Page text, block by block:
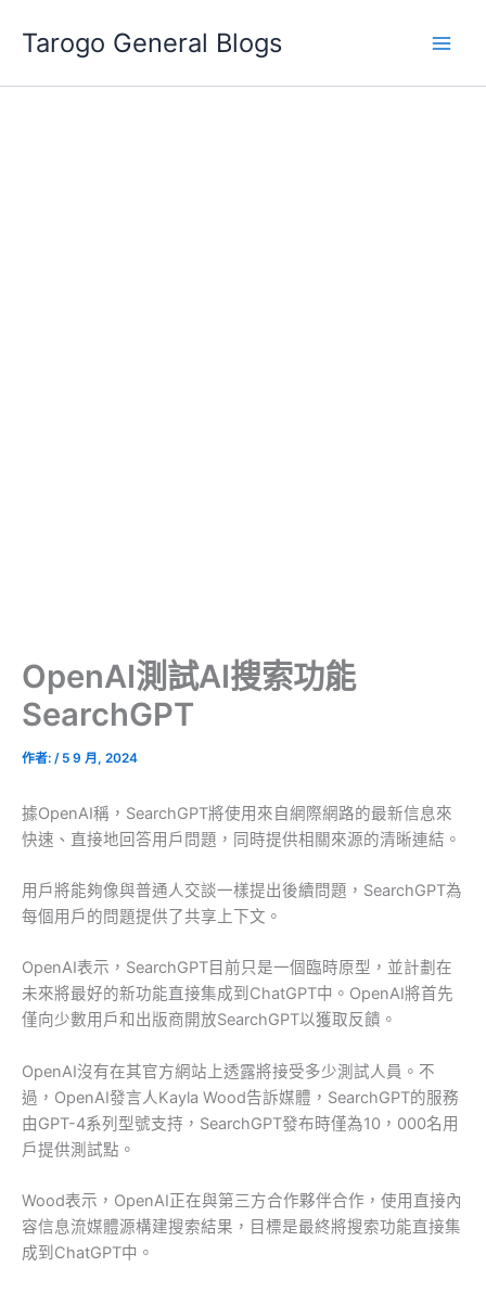
要
Tarogo General Blogs
OpenAI測試AI搜索功能
SearchGPT
作者: / 5 9 月, 2024
據OpenAI稱，SearchGPT將使用來自網際網路的最新信息來
快速、直接地回答用戶問題，同時提供相關來源的清晰連結。
用戶將能夠像與普通人交談一樣提出後續問題，SearchGPT為
每個用戶的問題提供了共享上下文。
OpenAI表示，SearchGPT目前只是一個臨時原型，並計劃在
未來將最好的新功能直接集成到ChatGPT中。OpenAI將首先
僅向少數用戶和出版商開放SearchGPT以獲取反饋。
OpenAI沒有在其官方網站上透露將接受多少測試人員。不
過，OpenAI發言人Kayla Wood告訴媒體，SearchGPT的服務
由GPT-4系列型號支持，SearchGPT發布時僅為10，000名用
戶提供測試點。
Wood表示，OpenAI正在與第三方合作夥伴合作，使用直接內
容信息流媒體源構建搜索結果，目標是最終將搜索功能直接集
成到ChatGPT中。